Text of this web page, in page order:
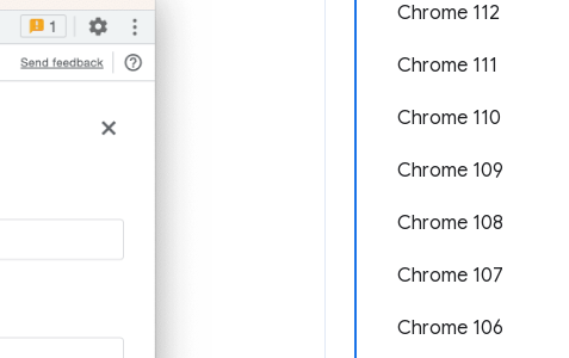
Chrome 112
Chrome 111
Chrome 110
Chrome 109
Chrome 108
Chrome 107
Chrome 106